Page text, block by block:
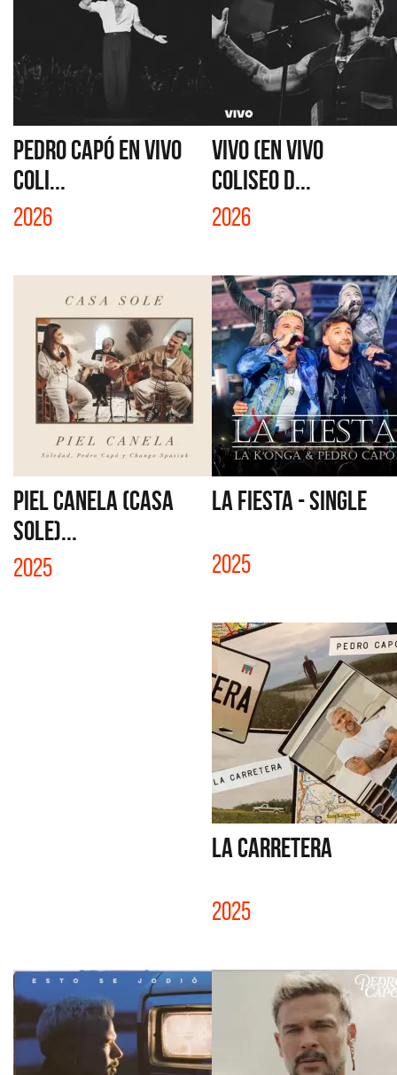
PEDRO CAPÓ EN VIVO
COLI...
2026
VIVO (EN VIVO
COLISEO D...
2026
PIEL CANELA (CASA
SOLE)...
2025
LA FIESTA - SINGLE
2025
LA CARRETERA
2025